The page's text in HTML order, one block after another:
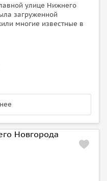
улице Нижнего
загруженной
многие известные в